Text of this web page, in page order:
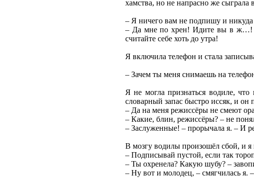
хамства, но не напрасно же
– Я ничего вам не подпишу и никуда
– Да мне по хрен! Идите вы в ж…! –
считайте себе хоть до утра!
Я включила телефон и стала
– Зачем ты меня снимаешь на
Я не могла признаться водиле,
словарный запас быстро иссяк, и
– Да на меня режиссёры не смеют
– Какие, блин, режиссёры? – не
– Заслуженные! – прорычала я. – И
В мозгу водилы произошёл сбой, и я
– Подписывай пустой, если так
– Ты охренела? Какую шубу? –
– Ну вот и молодец, – смягчилась